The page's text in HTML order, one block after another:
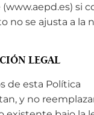
si
no se ajusta a la
LEGAL
de esta Política
y no